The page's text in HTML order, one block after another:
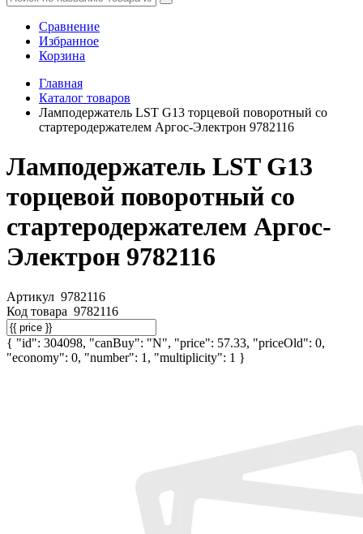
Сравнение
Избранное
Корзина
Главная
Каталог товаров
Ламподержатель LST G13 торцевой поворотный со
стартеродержателем Аргос-Электрон 9782116
Ламподержатель LST G13
торцевой поворотный со
стартеродержателем Аргос-
Электрон 9782116
Артикул 9782116
Код товара 9782116
{ "id": 304098, "canBuy": "N", "price": 57.33, "priceOld": 0,
"economy": 0, "number": 1, "multiplicity": 1 }